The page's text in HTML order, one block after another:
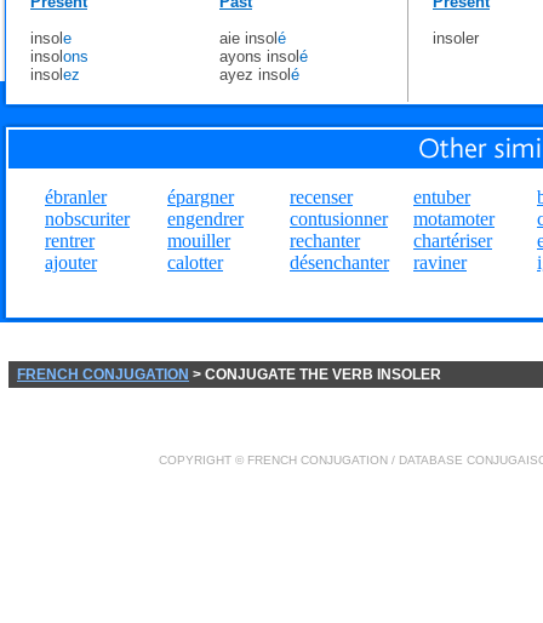
insol e
insol ons
insol ez
aie insol é
ayons insol é
ayez insol é
insoler
ébranler
nobscuriter
rentrer
ajouter
épargner
engendrer
mouiller
calotter
recenser
contusionner
rechanter
désenchanter
entuber
motamoter
chartériser
raviner
FRENCH CONJUGATION > CONJUGATE THE VERB INSOLER
COPYRIGHT © FRENCH CONJUGATION / DATABASE